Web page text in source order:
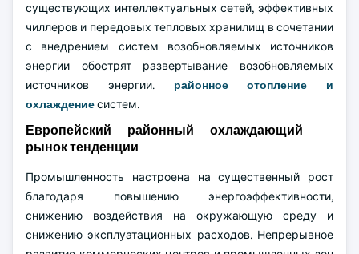
существующих интеллектуальных сетей, эффективных
чиллеров и передовых тепловых хранилищ в сочетании
с внедрением систем возобновляемых источников
энергии обострят развертывание возобновляемых
источников энергии. районное отопление и
охлаждениесистем.
Европейский районный охлаждающий
рынок тенденции
Промышленность настроена на существенный рост
благодаря повышению энергоэффективности,
снижению воздействия на окружающую среду и
снижению эксплуатационных расходов. Непрерывное